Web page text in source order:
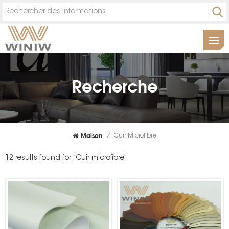
Recherche
Maison / Cuir Microfibre
12 results found for "Cuir microfibre"